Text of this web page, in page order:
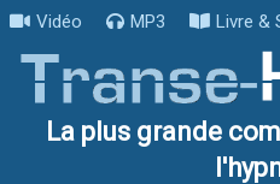
Vidéo MP3 Livre &
La plus grande